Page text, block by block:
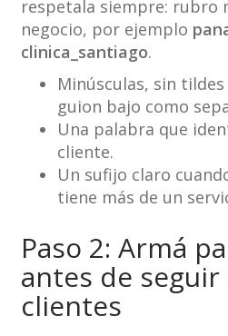
respetala siempre: rubro
negocio, por ejemplo
clinica_santiago.
Minúsculas, sin
guion bajo como
Una palabra que
cliente.
Un sufijo claro
tiene más de un
Paso 2: Armá
antes de
clientes